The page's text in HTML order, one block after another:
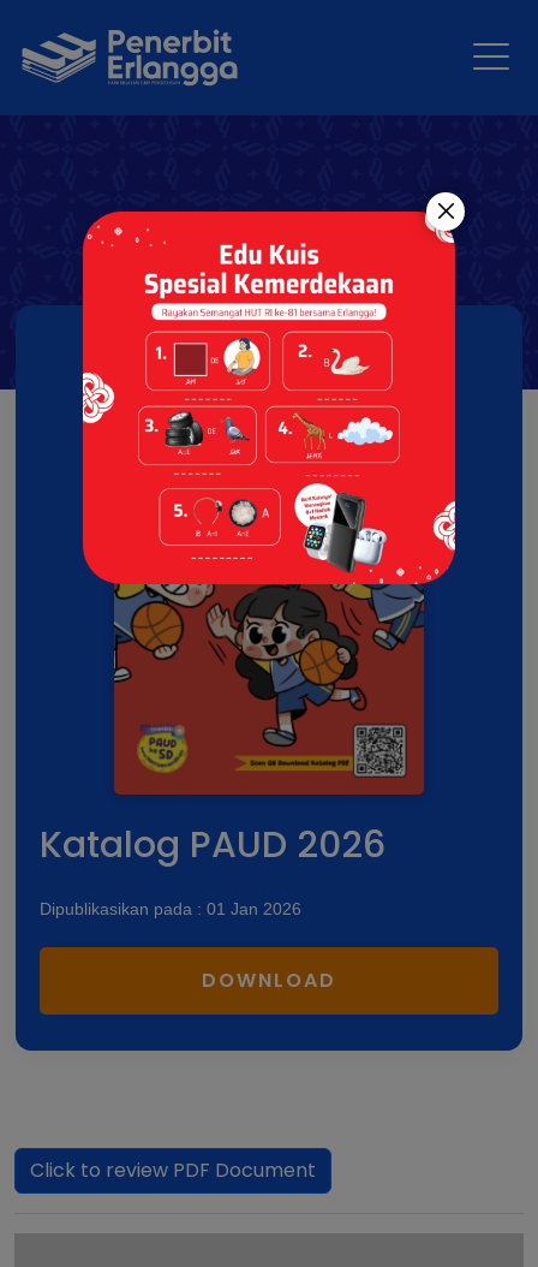
Katalog PAUD 2026
Dipublikasikan pada : 01 Jan 2026
DOWNLOAD